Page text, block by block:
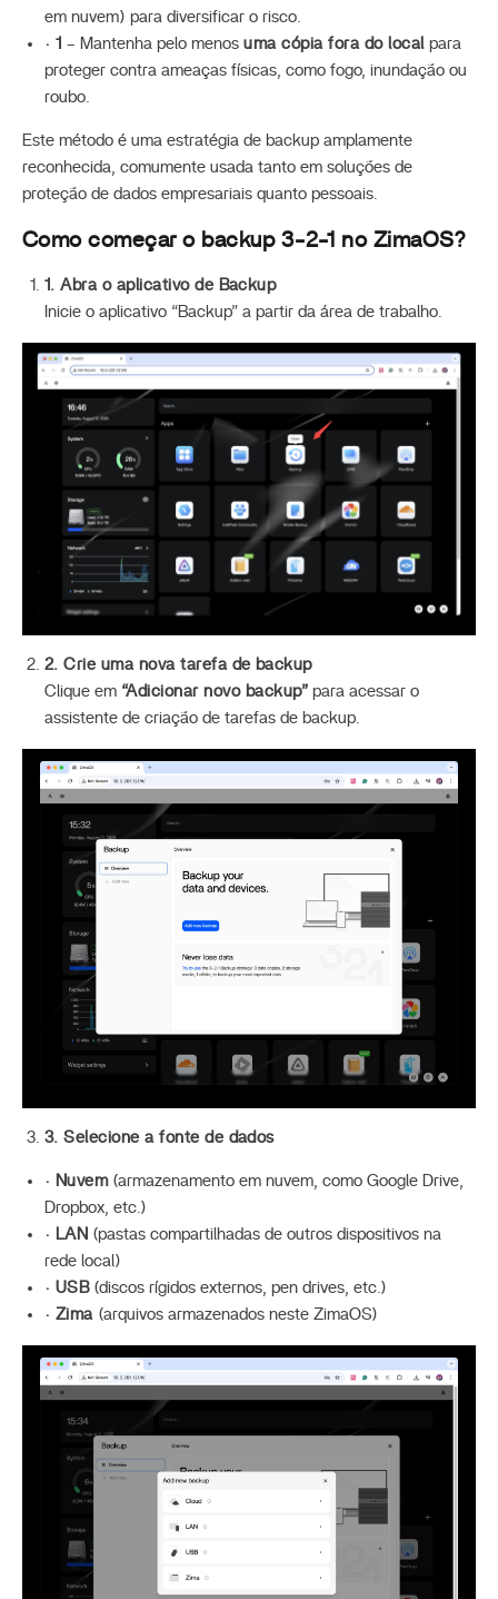
em nuvem) para diversificar o risco.
· 1 – Mantenha pelo menosuma cópia fora do localpara
proteger contra ameaças físicas, como fogo, inundação ou
roubo.
Este método é uma estratégia de backup amplamente
reconhecida, comumente usada tanto em soluções de
proteção de dados empresariais quanto pessoais.
Como começar o backup 3-2-1 no ZimaOS?
1. Abra o aplicativo de Backup
Inicie o aplicativo “Backup” a partir da área de trabalho.
2. Crie uma nova tarefa de backup
Clique em “Adicionar novo backup” para acessar o
assistente de criação de tarefas de backup.
3. Selecione a fonte de dados
· Nuvem(armazenamento em nuvem, como Google Drive,
Dropbox, etc.)
· LAN (pastas compartilhadas de outros dispositivos na
rede local)
· USB(discos rígidos externos, pen drives, etc.)
· Zima (arquivos armazenados neste ZimaOS)